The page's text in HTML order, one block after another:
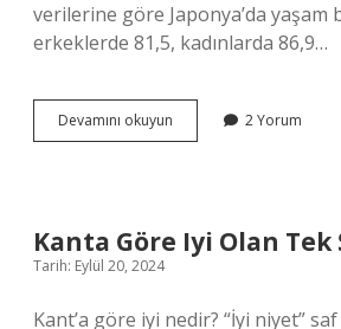
verilerine göre Japonya’da yaşam
erkeklerde 81,5, kadınlarda 86,9…
Devamını okuyun Japonya
Ne
2 Yorum
Kanta Göre Iyi Olan Tek
Tarih: Eylül 20, 2024
Kant’a göre iyi nedir? “İyi niyet”